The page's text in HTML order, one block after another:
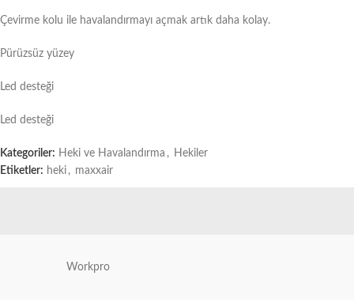
Çevirme kolu ile havalandırmayı açmak artık daha kolay.
Pürüzsüz yüzey
Led desteği
Led desteği
Kategoriler: Heki ve Havalandırma , Hekiler
Etiketler: heki , maxxair
Workpro